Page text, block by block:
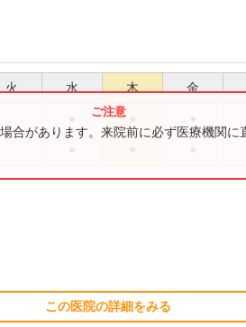
火 水 木 金
合があります。来院前に必ず医療機関に
この医院の詳細をみる